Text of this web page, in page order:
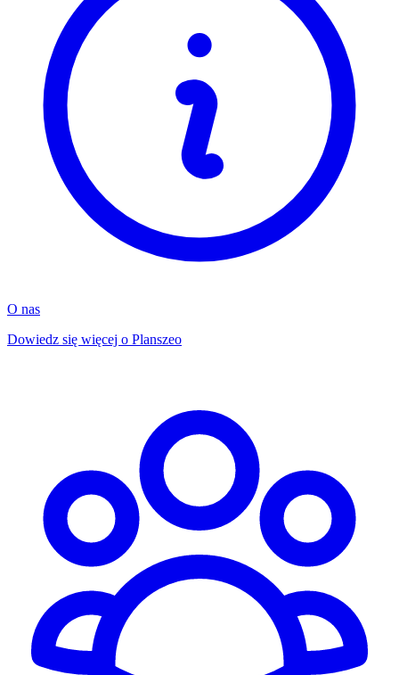
O nas
Dowiedz się więcej o Planszeo